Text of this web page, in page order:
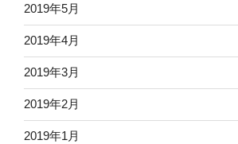
2019年5月
2019年4月
2019年3月
2019年2月
2019年1月